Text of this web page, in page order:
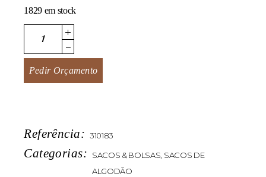
1829 em stock
DualCotton quantity
Pedir Orçamento
Referência: 310183
Categorias: SACOS & BOLSAS, SACOS DE
ALGODÃO